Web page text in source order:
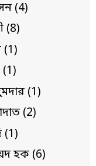
(4)
(8)
(1)
(1)
(2)
(1)
হক (6)